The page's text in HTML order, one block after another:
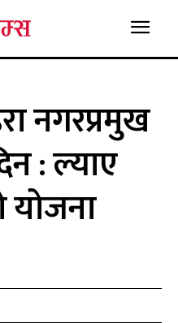
नगरप्रमुख
: ल्याए
योजना